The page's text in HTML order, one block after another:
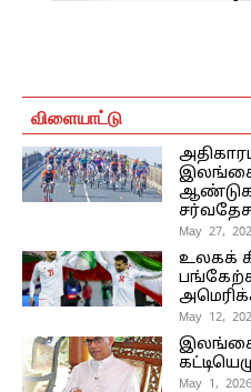
விளையாட்டு
இலங்கை
May 27,
உலகக்
May 12,
இலங்கை
May 1,